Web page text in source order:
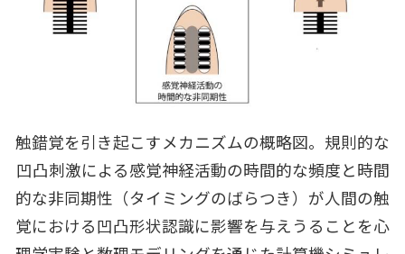
触錯覚を引き起こすメカニズムの概略図。規則的な
凹凸刺激による感覚神経活動の時間的な頻度と時間
的な非同期性（タイミングのばらつき）が人間の触
覚における凹凸形状認識に影響を与えうることを心